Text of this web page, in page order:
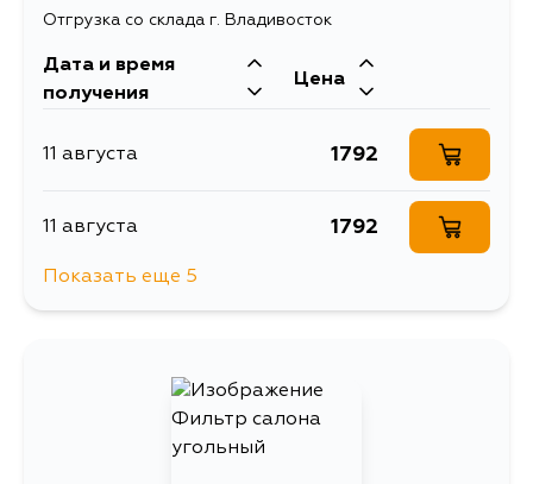
Отгрузка со склада г. Владивосток
Дата и время
получения
Цена
11 августа 1792
11 августа 1792
Показать еще 5